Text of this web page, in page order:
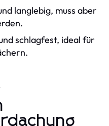
langlebig, muss aber
schlagfest, ideal für